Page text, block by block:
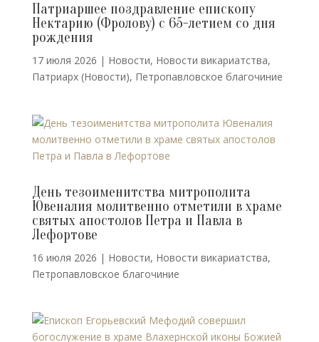
Патриаршее поздравление епископу
Нектарию (Фролову) с 65-летием со дня
рождения
17 июля 2026 | Новости, Новости викариатства,
Патриарх (Новости), Петропавловское благочиние
День тезоименитства митрополита
Ювеналия молитвенно отметили в храме
святых апостолов Петра и Павла в
Лефортове
16 июля 2026 | Новости, Новости викариатства,
Петропавловское благочиние